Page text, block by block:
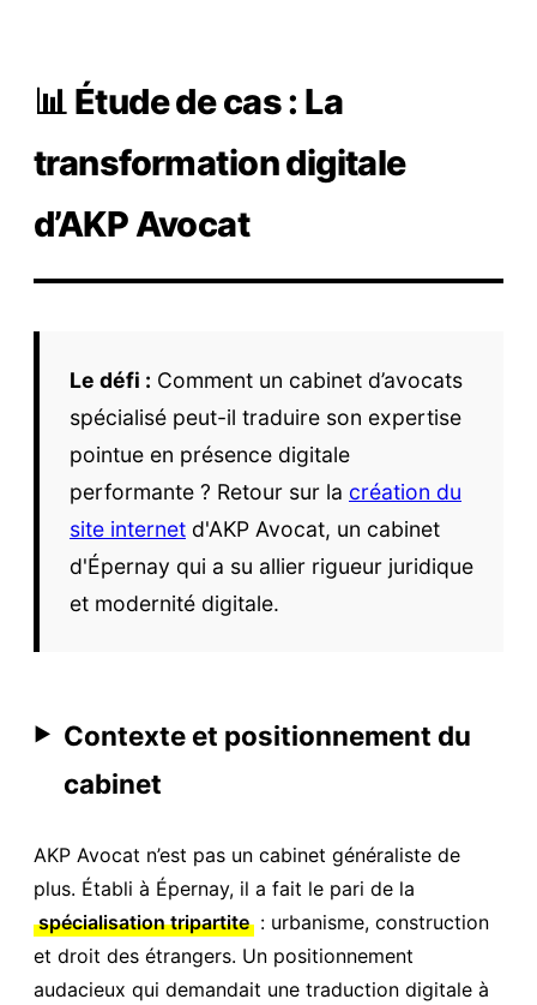
📊 Étude de cas : La
transformation digitale
d’AKP Avocat
Le défi : Comment un cabinet d’avocats
spécialisé peut-il traduire son expertise
pointue en présence digitale
performante ? Retour sur la création du
site internet d'AKP Avocat, un cabinet
d'Épernay qui a su allier rigueur juridique
et modernité digitale.
▶
Contexte et positionnement du
cabinet
AKP Avocat n’est pas un cabinet généraliste de
plus. Établi à Épernay, il a fait le pari de la
spécialisation tripartite : urbanisme, construction
et droit des étrangers. Un positionnement
audacieux qui demandait une traduction digitale à